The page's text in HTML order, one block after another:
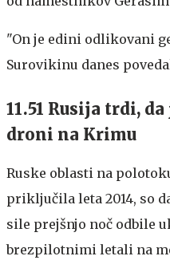
"On je edini odlikovani
Surovikinu danes
11.51 Rusija trdi,
droni na Krimu
Ruske oblasti na
priključila leta 2014, so
sile prejšnjo noč odbile
brezpilotnimi letali na